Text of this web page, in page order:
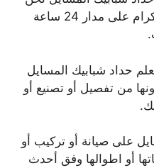
متواجدون لخدمتكم عملائنا الكرام على مدار 24 ساعة
حداد شبابيك المسايل
من تفصيل أو تصنيع أو
على صيانة أو تركيب أو
أو اطوالها وفق أحدث